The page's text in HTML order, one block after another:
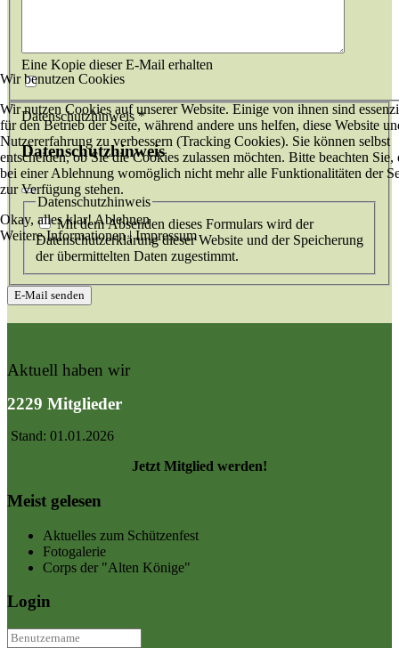
Eine Kopie dieser E-Mail erhalten
Datenschutzhinweis*
Datenschutzhinweis
Datenschutzhinweis
Mit dem Absenden dieses Formulars wird der
Datenschutzerklärung dieser Website und der Speicherung
der übermittelten Daten zugestimmt.
E-Mail senden
Aktuell haben wir
2229 Mitglieder
Stand: 01.01.2026
Jetzt Mitglied werden!
Meist gelesen
Aktuelles zum Schützenfest
Fotogalerie
Corps der "Alten Könige"
Login
Wir benutzen Cookies
Wir nutzen Cookies auf unserer Website. Einige von ihnen sind
für den Betrieb der Seite, während andere uns helfen, diese Website
Nutzererfahrung zu verbessern (Tracking Cookies). Sie können selbst
entscheiden, ob Sie die Cookies zulassen möchten. Bitte beachten Sie,
bei einer Ablehnung womöglich nicht mehr alle Funktionalitäten der
zur Verfügung stehen.
Okay, alles klar!Ablehnen
Weitere Informationen|Impressum